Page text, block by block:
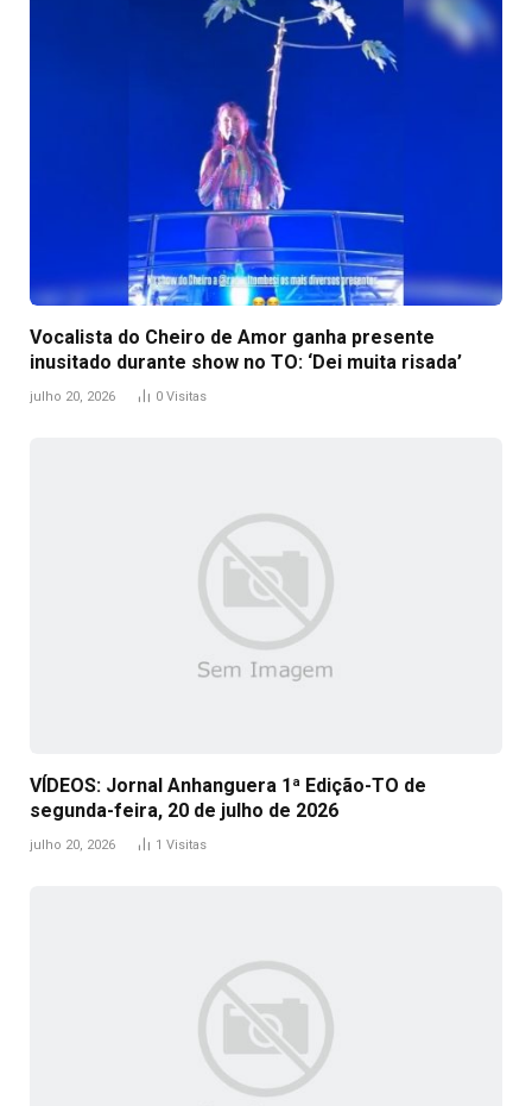
Vocalista do Cheiro de Amor ganha presente
inusitado durante show no TO: ‘Dei muita risada’
julho 20, 2026 0 Visitas
VÍDEOS: Jornal Anhanguera 1ª Edição-TO de
segunda-feira, 20 de julho de 2026
julho 20, 2026 1 Visitas